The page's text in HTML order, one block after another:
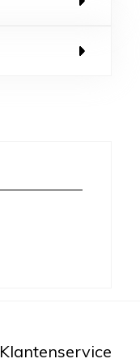
Klantenservice